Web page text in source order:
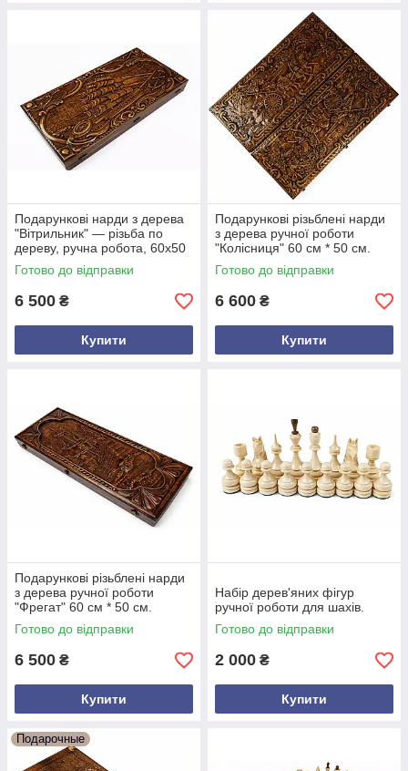
Подарункові нарди з дерева
"Вітрильник" — різьба по
дереву, ручна робота, 60x50
см
Готово до відправки
6 500 ₴
Купити
Подарункові різьблені нарди
з дерева ручної роботи
"Колісниця" 60 см * 50 см.
Готово до відправки
6 600 ₴
Купити
Подарункові різьблені нарди
з дерева ручної роботи
"Фрегат" 60 см * 50 см.
Готово до відправки
6 500 ₴
Купити
Набір дерев'яних фігур
ручної роботи для шахів.
Готово до відправки
2 000 ₴
Купити
Подарочные